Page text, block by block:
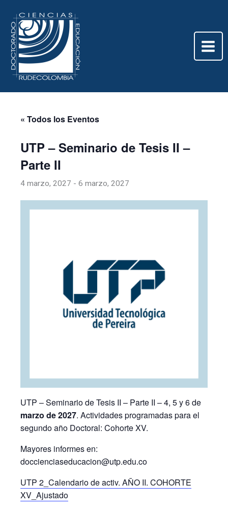
contenido
« Todos los Eventos
UTP – Seminario de Tesis II –
Parte II
4 marzo, 2027 - 6 marzo, 2027
UTP – Seminario de Tesis II – Parte II – 4, 5 y 6 de
marzo de 2027. Actividades programadas para el
segundo año Doctoral: Cohorte XV.
Mayores informes en:
doccienciaseducacion@utp.edu.co
UTP 2_Calendario de activ. AÑO II. COHORTE
XV_Ajustado